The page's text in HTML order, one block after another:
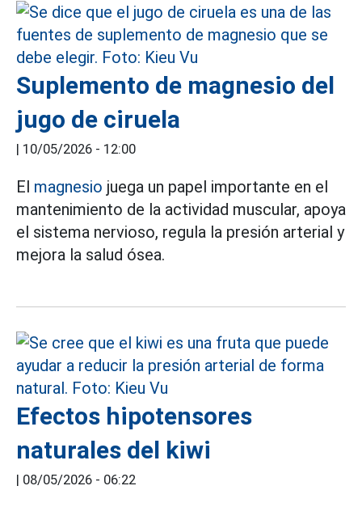
Suplemento de magnesio del
jugo de ciruela
| 10/05/2026 - 12:00
El magnesio juega un papel importante en el
mantenimiento de la actividad muscular, apoya
el sistema nervioso, regula la presión arterial y
mejora la salud ósea.
Efectos hipotensores
naturales del kiwi
| 08/05/2026 - 06:22